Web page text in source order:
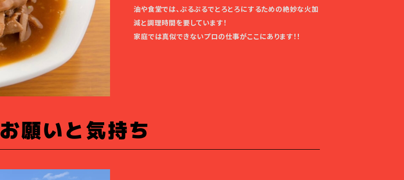
油や食堂では、ぷるぷるでとろとろにするための絶妙な火加
減と調理時間を要しています！
家庭では真似できないプロの仕事がここにあります！！
お願いと気持ち